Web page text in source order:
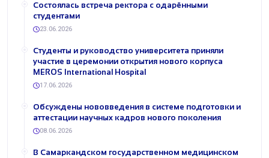
Состоялась встреча ректора с одарёнными
студентами
23.06.2026
Студенты и руководство университета приняли
участие в церемонии открытия нового корпуса
MEROS International Hospital
17.06.2026
Обсуждены нововведения в системе подготовки и
аттестации научных кадров нового поколения
08.06.2026
В Самаркандском государственном медицинском